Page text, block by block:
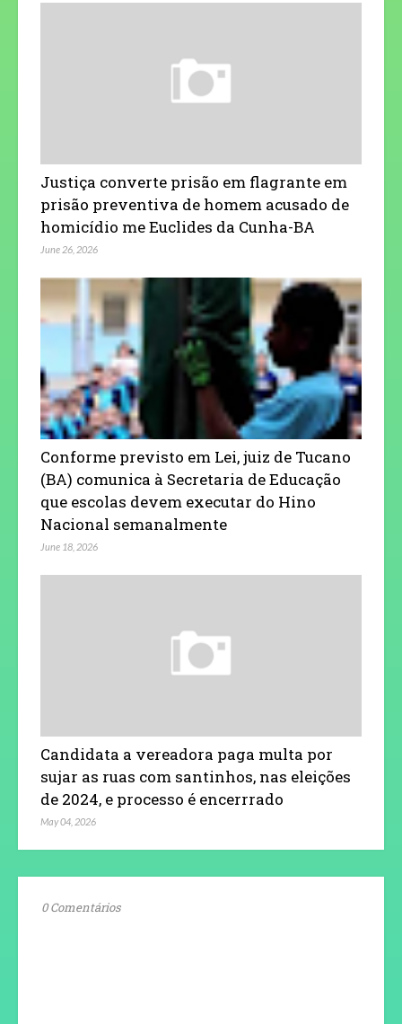
investido no devido processo legal: faz parte do que se
processo". Tempo dispendido com atividades inúteis e sem
Justiça converte prisão em flagrante em
prisão preventiva de homem acusado de
homicídio me Euclides da Cunha-BA
June 26, 2026
Conforme previsto em Lei, juiz de Tucano
(BA) comunica à Secretaria de Educação
que escolas devem executar do Hino
Nacional semanalmente
June 18, 2026
Candidata a vereadora paga multa por
sujar as ruas com santinhos, nas eleições
de 2024, e processo é encerrrado
May 04, 2026
0 Comentários